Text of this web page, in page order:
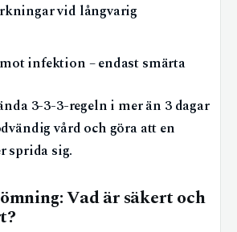
vid långvarig
infektion – endast smärta
3-3-3-regeln i mer än 3 dagar
vård och göra att en
sprida sig.
Vad är säkert och